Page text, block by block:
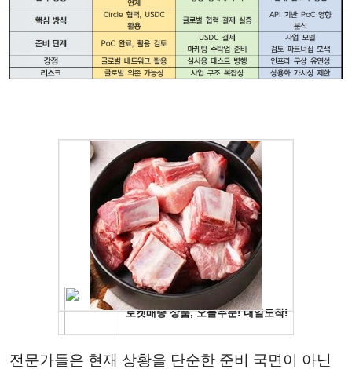
전문가들은 현재 상황을 단순한 준비 국면이 아닌